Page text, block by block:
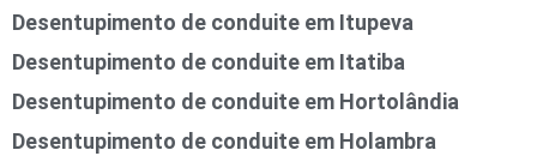
Desentupimento de conduite em Itupeva
Desentupimento de conduite em Itatiba
Desentupimento de conduite em Hortolândia
Desentupimento de conduite em Holambra